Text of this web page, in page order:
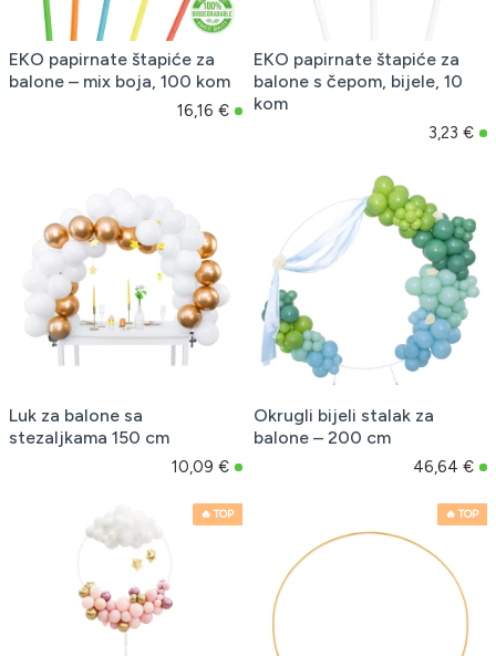
EKO papirnate štapiće za
balone – mix boja, 100 kom
16,16 €
EKO papirnate štapiće za
balone s čepom, bijele, 10
kom
3,23 €
Luk za balone sa
stezaljkama 150 cm
10,09 €
Okrugli bijeli stalak za
balone – 200 cm
46,64 €
🔥 TOP 🔥 TOP